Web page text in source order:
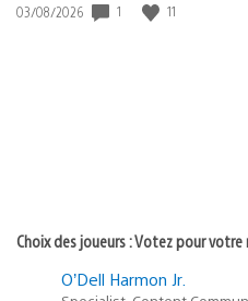
Date
03/08/2026 1 11
Choix des joueurs : Votez pour
O’Dell Harmon Jr.